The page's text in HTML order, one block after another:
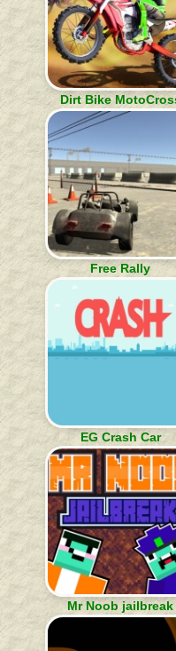
Dirt Bike
Free Rally
EG Crash Car
Mr Noob jailbreak